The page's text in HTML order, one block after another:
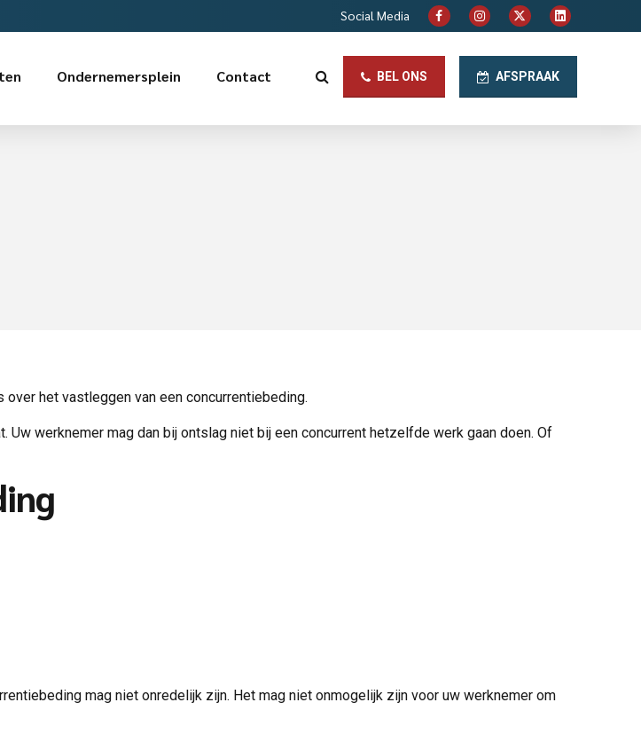
Social Media
BEL ONS AFSPRAAK
Ondernemersplein Contact
het vastleggen van een concurrentiebeding.
werknemer mag dan bij ontslag niet bij een concurrent hetzelfde werk gaan doen. Of
mag niet onredelijk zijn. Het mag niet onmogelijk zijn voor uw werknemer om